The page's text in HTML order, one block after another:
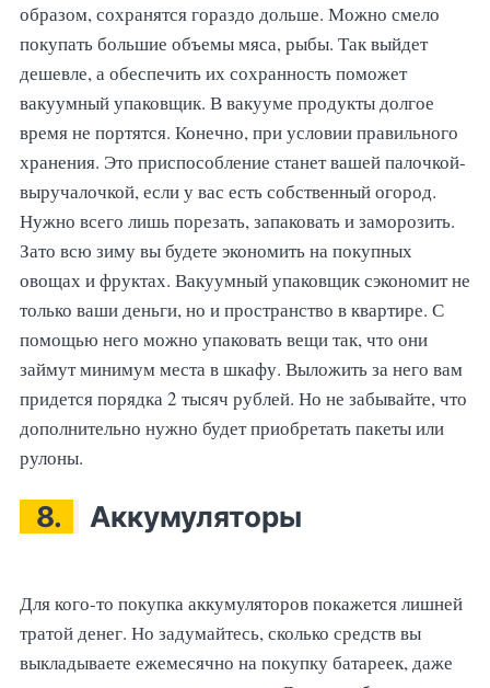
образом, сохранятся гораздо дольше. Можно смело
покупать большие объемы мяса, рыбы. Так выйдет
дешевле, а обеспечить их сохранность поможет
вакуумный упаковщик. В вакууме продукты долгое
время не портятся. Конечно, при условии правильного
хранения. Это приспособление станет вашей палочкой-
выручалочкой, если у вас есть собственный огород.
Нужно всего лишь порезать, запаковать и заморозить.
Зато всю зиму вы будете экономить на покупных
овощах и фруктах. Вакуумный упаковщик сэкономит не
только ваши деньги, но и пространство в квартире. С
помощью него можно упаковать вещи так, что они
займут минимум места в шкафу. Выложить за него вам
придется порядка 2 тысяч рублей. Но не забывайте, что
дополнительно нужно будет приобретать пакеты или
рулоны.
8. Аккумуляторы
Для кого-то покупка аккумуляторов покажется лишней
тратой денег. Но задумайтесь, сколько средств вы
выкладываете ежемесячно на покупку батареек, даже